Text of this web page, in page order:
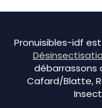
Pronuisibles-idf
débarrassons
Cafard/Blatte,